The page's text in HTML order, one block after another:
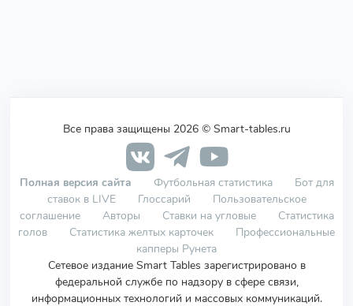
Все права защищены 2026 © Smart-tables.ru
Полная версия сайта Футбольная статистика
Бот для
ставок в LIVE
Глоссарий
Пользовательское
соглашение
Авторы Ставки на угловые
Статистика
голов
Статистика желтых карточек
Профессиональные
капперы Рунета
Сетевое издание Smart Tables зарегистрировано в
федеральной службе по надзору в сфере связи,
информационных технологий и массовых коммуникаций.